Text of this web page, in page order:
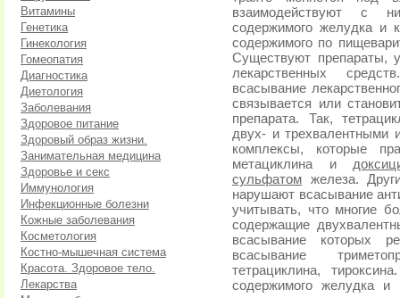
Витамины
Генетика
Гинекология
Гомеопатия
Диагностика
Диетология
Заболевания
Здоровое питание
Здоровый образ жизни.
Занимательная медицина
Здоровье и секс
Иммунология
Инфекционные болезни
Кожные заболевания
Косметология
Костно-мышечная система
Красота. Здоровое тело.
Лекарства
взаимодействуют с
содержимого желудка и
содержимого по
Существуют препараты,
лекарственных
всасывание
связывается или
препарата. Так,
двух- и трехвалентными
комплексы, которые
метациклина и
сульфатом железа.
нарушают всасывание
учитывать, что многие
содержащие
всасывание которых
всасывание
тетрациклина,
содержимого желудка и